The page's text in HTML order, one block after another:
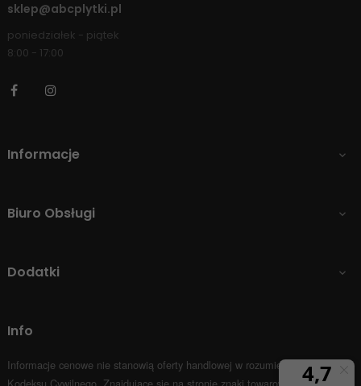
sklep@abcplytki.pl
poniedziałek - piątek
8:00 - 17:00
Facebook
Informacje 
Biuro Obsługi 
Dodatki 
Info
Informacje cenowe nie stanowią oferty handlowej w rozumieniu Art.66 par.1